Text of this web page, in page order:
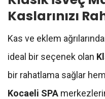
Kaslarınızı
Kas ve eklem
ideal bir seçenek olan
bir rahatlama sağlar
Kocaeli SPA